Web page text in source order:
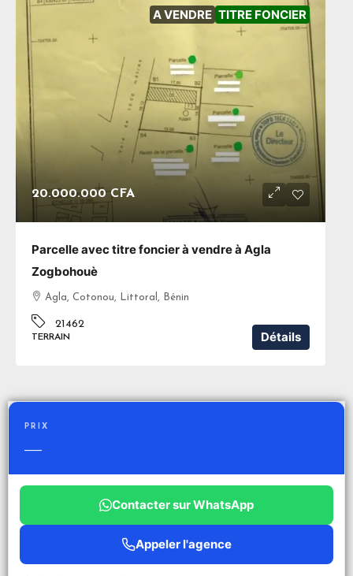
A VENDRE TITRE FONCIER
20.000.000 CFA
Parcelle avec titre foncier à vendre à Agla
Zogbohouè
Agla, Cotonou, Littoral, Bénin
21462
TERRAIN Détails
PRIX
—
Contacter sur WhatsApp
Appeler l'agence